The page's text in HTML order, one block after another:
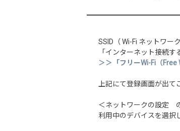
SSID（ Wi-Fi ネットワー
「インターネット接続す
＞＞「フリーWi-Fi（Free
上記にて登録画面が出
＜ネットワークの設定
利用中のデバイスを選択